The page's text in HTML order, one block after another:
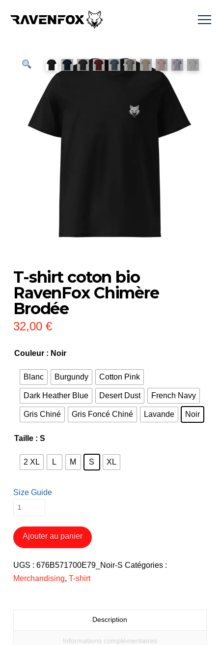
T-shirt coton bio
RavenFox Chimère
Brodée
32,00 €
Couleur : Noir
Blanc Burgundy Cotton Pink
Dark Heather Blue Desert Dust French Navy
Gris Chiné Gris Foncé Chiné Lavande Noir
Taille : S
2 XL L M S XL
Size Guide
quantité
T-
shirt
Ajouter au panier
UGS : 676B571700E79_Noir-S Catégories :
Merchandising, T-shirt
Description
Informations complémentaires